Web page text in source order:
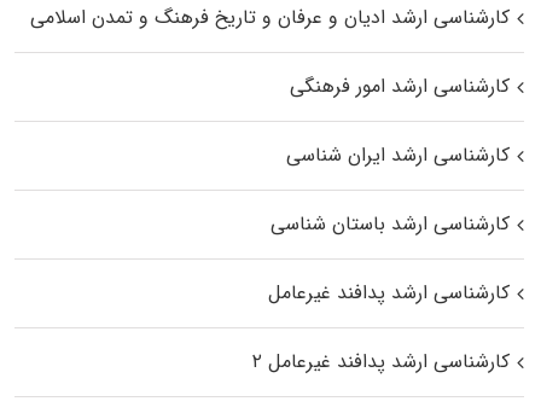
کارشناسی ارشد ادیان و عرفان و تاریخ فرهنگ و تمدن اسلامی
کارشناسی ارشد امور فرهنگی
کارشناسی ارشد ایران شناسی
کارشناسی ارشد باستان شناسی
کارشناسی ارشد پدافند غیرعامل
کارشناسی ارشد پدافند غیرعامل ۲